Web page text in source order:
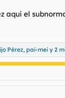
aquí el
Pérez, pai-mei y 2